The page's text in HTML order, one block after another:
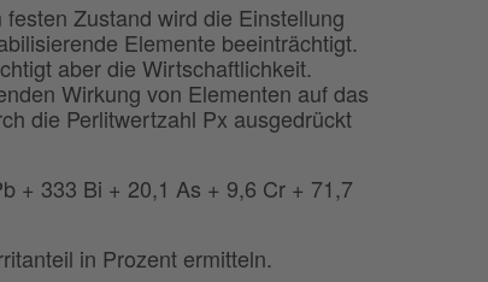
Zustand wird die Einstellung
Elemente beeinträchtigt.
aber die Wirtschaftlichkeit.
Wirkung von Elementen auf das
die Perlitwertzahl Px ausgedrückt
+ 333 Bi + 20,1 As + 9,6 Cr + 71,7
in Prozent ermitteln.